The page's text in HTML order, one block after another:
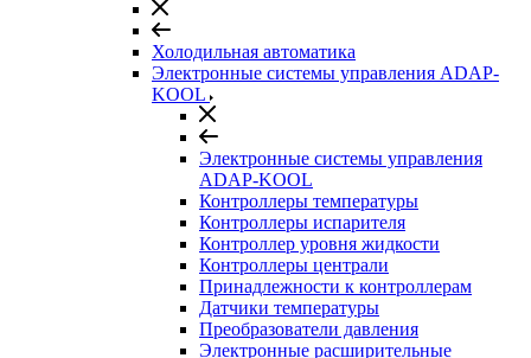
Холодильная автоматика
Электронные системы управления ADAP-
KOOL
Электронные системы управления
ADAP-KOOL
Контроллеры температуры
Контроллеры испарителя
Контроллер уровня жидкости
Контроллеры централи
Принадлежности к контроллерам
Датчики температуры
Преобразователи давления
Электронные расширительные